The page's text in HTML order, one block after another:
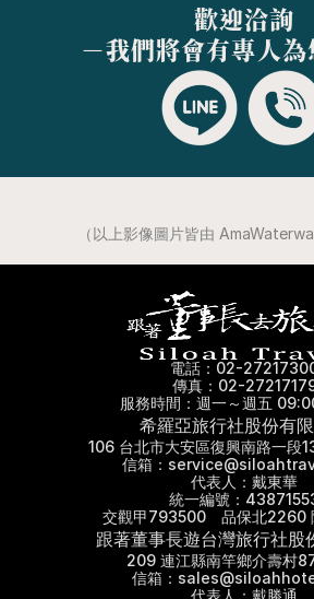
歡迎洽詢
－我們將會有專人為
（以上影像圖片皆由
電話：02-
傳真：02-
服務時間：週一～週五
希羅亞旅行社股份有
106 台北市大安區復興南路一段
信箱：
代表人：戴東華
統一編號：
交觀甲793500　品保北2260
跟著董事長遊台灣旅行社股
209 連江縣南竿鄉介壽村
信箱：
代表人：戴勝通